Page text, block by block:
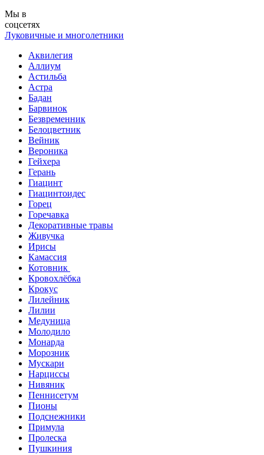
Мы в
соцсетях
Луковичные и многолетники
Аквилегия
Аллиум
Астильба
Астра
Бадан
Барвинок
Безвременник
Белоцветник
Вейник
Вероника
Гейхера
Герань
Гиацинт
Гиацинтоидес
Горец
Горечавка
Декоративные травы
Живучка
Ирисы
Камассия
Котовник
Кровохлёбка
Крокус
Лилейник
Лилии
Медуница
Молодило
Монарда
Морозник
Мускари
Нарциссы
Нивяник
Пеннисетум
Пионы
Подснежники
Примула
Пролеска
Пушкиния